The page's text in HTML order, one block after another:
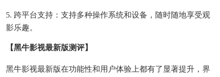
5. 跨平台支持：支持多种操作系统和设备，随时随地享受观
影乐趣。
【黑牛影视最新版测评】
黑牛影视最新版在功能性和用户体验上都有了显著提升，界